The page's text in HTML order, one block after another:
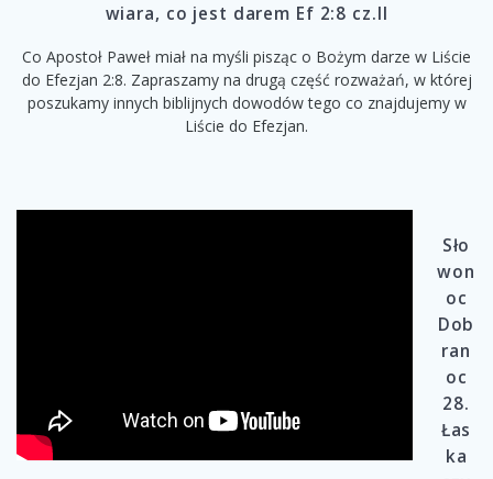
wiara, co jest darem Ef 2:8 cz.II
Co Apostoł Paweł miał na myśli pisząc o Bożym darze w Liście
do Efezjan 2:8. Zapraszamy na drugą część rozważań, w której
poszukamy innych biblijnych dowodów tego co znajdujemy w
Liście do Efezjan.
Sło
won
oc
Dob
ran
oc
28.
Łas
ka